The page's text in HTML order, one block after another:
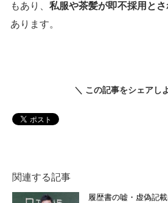
もあり、 私服や茶髪が即不採用とさ
あります。
＼ この記事をシェアし
関連する記事
履歴書の嘘・虚偽記